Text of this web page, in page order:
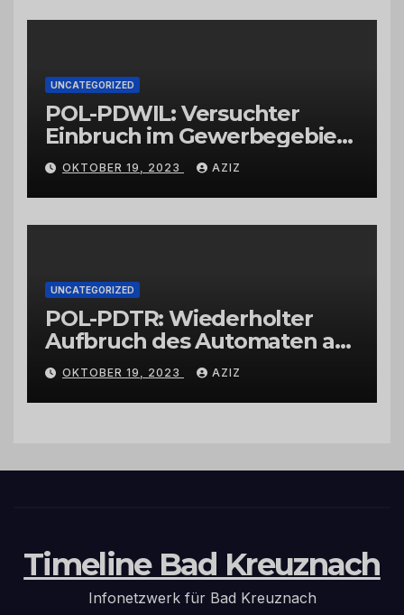
UNCATEGORIZED
POL-PDWIL: Versuchter
Einbruch im Gewerbegebiet
Wittlich
OKTOBER 19, 2023 AZIZ
UNCATEGORIZED
POL-PDTR: Wiederholter
Aufbruch des Automaten am
Wohnmobilstellplatz in
Hermeskeil am Labachweg
OKTOBER 19, 2023 AZIZ
Timeline Bad Kreuznach
Infonetzwerk für Bad Kreuznach